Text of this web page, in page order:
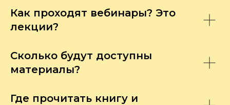
Как проходят вебинары? Это
лекции?
Сколько будут доступны
материалы?
Где прочитать книгу и